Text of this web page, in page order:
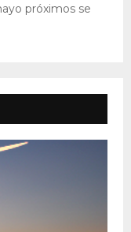
próximos se